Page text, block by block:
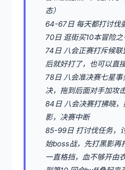
态）
64-67日 每天都打讨伐
70日 逛街买10本冒险
74日 八会正赛打斥候
后就好打了，也可以直
78日 八会准决赛七星事
决，拖到后面对手加攻
84日 八会决赛打拂晓
影，决赛中断
85-99日 打讨伐任务，
始boss战，先打黑影再
一直格挡，血不够开由